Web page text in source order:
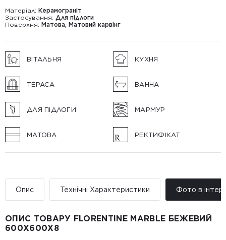
Матеріал: Керамограніт
Застосування: Для підлоги
Поверхня: Матова, Матовий карвінг
ВІТАЛЬНЯ КУХНЯ
ТЕРАСА ВАННА
ДЛЯ ПІДЛОГИ МАРМУР
МАТОВА РЕКТИФІКАТ
Опис Технічні Характеристики Фото в
ОПИС ТОВАРУ FLORENTINE MARBLE БЕЖЕВИЙ
600Х600Х8